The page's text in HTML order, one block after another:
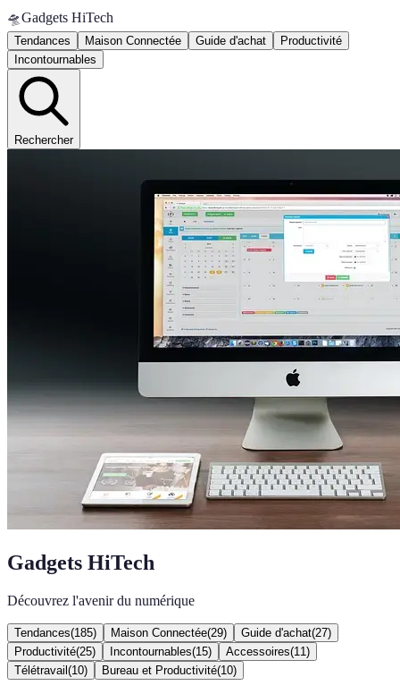
🛸Gadgets HiTech
Tendances Maison Connectée Guide d'achat
Productivité
Incontournables
Rechercher
Gadgets HiTech
Découvrez l'avenir du numérique
Tendances(185) Maison Connectée(29) Guide d'achat(27)
Productivité(25) Incontournables(15) Accessoires(11 )
Télétravail (10) Bureau et Productivité(10)